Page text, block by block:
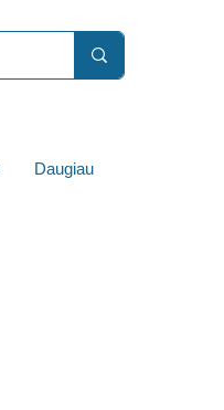
Daugiau